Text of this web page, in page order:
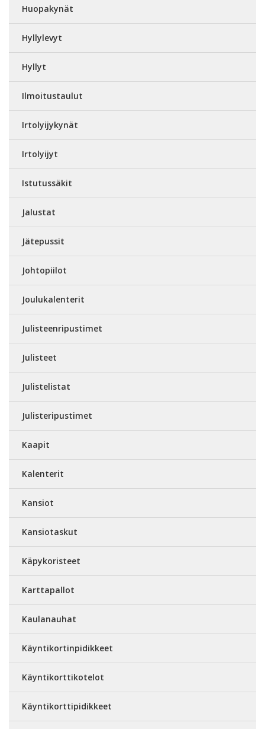
Huopakynät
Hyllylevyt
Hyllyt
Ilmoitustaulut
Irtolyijykynät
Irtolyijyt
Istutussäkit
Jalustat
Jätepussit
Johtopiilot
Joulukalenterit
Julisteenripustimet
Julisteet
Julistelistat
Julisteripustimet
Kaapit
Kalenterit
Kansiot
Kansiotaskut
Käpykoristeet
Karttapallot
Kaulanauhat
Käyntikortinpidikkeet
Käyntikorttikotelot
Käyntikorttipidikkeet